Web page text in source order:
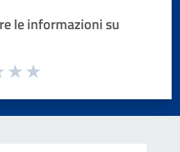
le informazioni su